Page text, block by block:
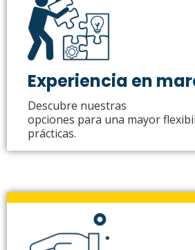
Experiencia en
Descubre nuestras
opciones para una mayor
prácticas.